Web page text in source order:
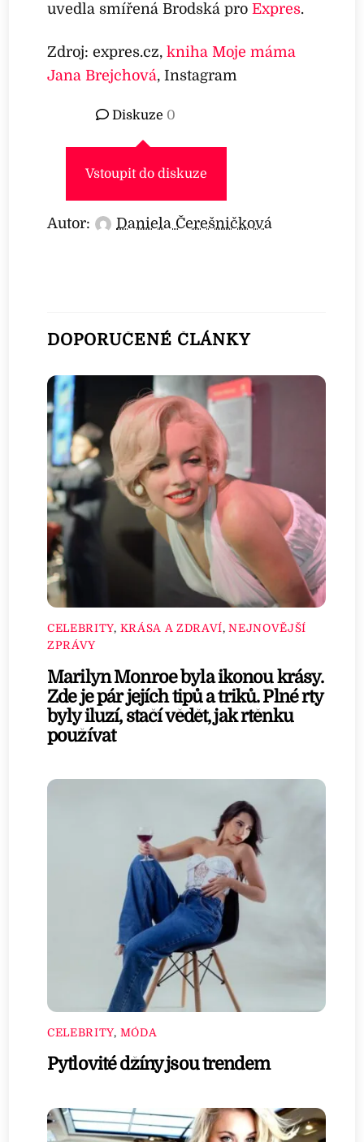
uvedla smířená Brodská proExpres.
Zdroj: expres.cz,kniha Moje máma
Jana Brejchová, Instagram
Diskuze 0
Vstoupit do diskuze
Autor: Daniela Čerešničková
DOPORUČENÉ ČLÁNKY
CELEBRITY, KRÁSA A ZDRAVÍ,NEJNOVĚJŠÍ
ZPRÁVY
Marilyn Monroe byla ikonou krásy.
Zde je pár jejích tipů a triků. Plné rty
byly iluzí, stačí vědět, jak rtěnku
používat
CELEBRITY, MÓDA
Pytlovité džíny jsou trendem